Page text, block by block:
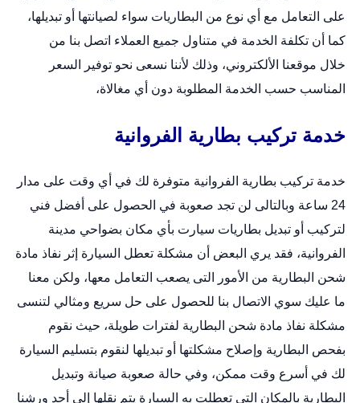
على التعامل مع أي نوع من البطاريات سواء لصيانتها أو تبديلها،
كما أن تكلفة الخدمة في متناول جميع العملاء اتصل بنا من
خلال موقعنا الألكتروني، وذلك لأننا نسعى نحو توفير السعر
المناسب حسب الخدمة المطلوبة دون أي مغالاة،
خدمة تركيب بطارية الفروانية
خدمة تركيب بطارية الفروانية متوفرة لك في أي وقت على مدار
24 ساعة وبالتالى لن تجد صعوبة في الحصول على أفضل فني
لتركيب أو تبديل بطاريات سيارت بأي مكان بضواحي مدينة
الفروانية، فقد يري البعض أن مشكلة تعطل السيارة إثر نفاذ مادة
شحن البطارية من الأمور التى يصعب التعامل معها، ولكن معنا
ما عليك سوي الاتصال بنا للحصول على حل سريع ومثالي لتنسى
مشكلة نفاذ مادة شحن البطارية لفترات طويلة، حيث نقوم
بفحص البطارية وإصلاح مشكلتها أو تبديلها لنقوم بتسليم السيارة
لك في أسرع وقت ممكن، وفي حالة صعوبة صيانة وتبديل
البطارية بالمكان التى تعطلت به السيارة يتم نقلها إلى أحد ورشنا